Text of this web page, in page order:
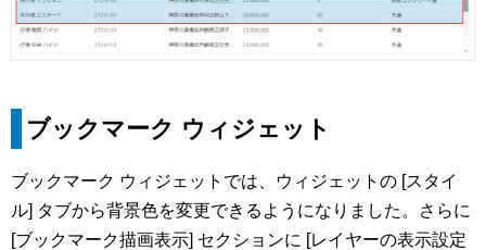
ブックマーク ウィジェット
ブックマーク ウィジェットでは、ウィジェットの [スタイ
ル] タブから背景色を変更できるようになりました。さらに
[ブックマーク描画表示] セクションに [レイヤーの表示設定